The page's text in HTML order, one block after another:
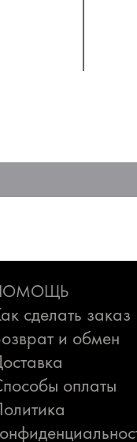
сделать заказ
и обмен
оплаты